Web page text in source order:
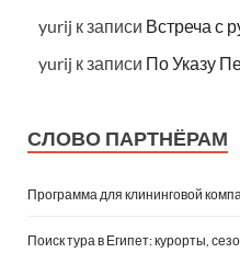
yurij к записи Встреча с
yurij к записи По Указу
СЛОВО ПАРТНЁРАМ
Программа для клининговой
Поиск тура в Египет: курорты,